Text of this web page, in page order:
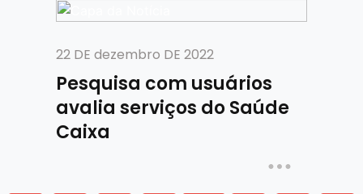
22 DE dezembro DE 2022
Pesquisa com usuários
avalia serviços do Saúde
Caixa